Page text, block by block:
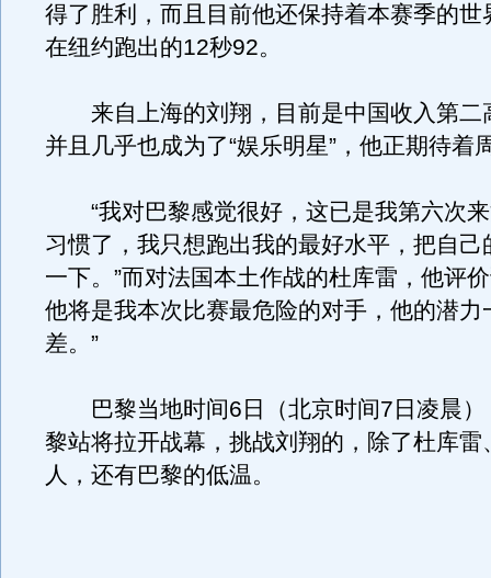
得了胜利，而且目前他还保持着本赛季的世
在纽约跑出的12秒92。
来自上海的刘翔，目前是中国收入第二
并且几乎也成为了“娱乐明星”，他正期待着
“我对巴黎感觉很好，这已是我第六次来
习惯了，我只想跑出我的最好水平，把自己
一下。”而对法国本土作战的杜库雷，他评
他将是我本次比赛最危险的对手，他的潜力
差。”
巴黎当地时间6日（北京时间7日凌晨）
黎站将拉开战幕，挑战刘翔的，除了杜库雷
人，还有巴黎的低温。